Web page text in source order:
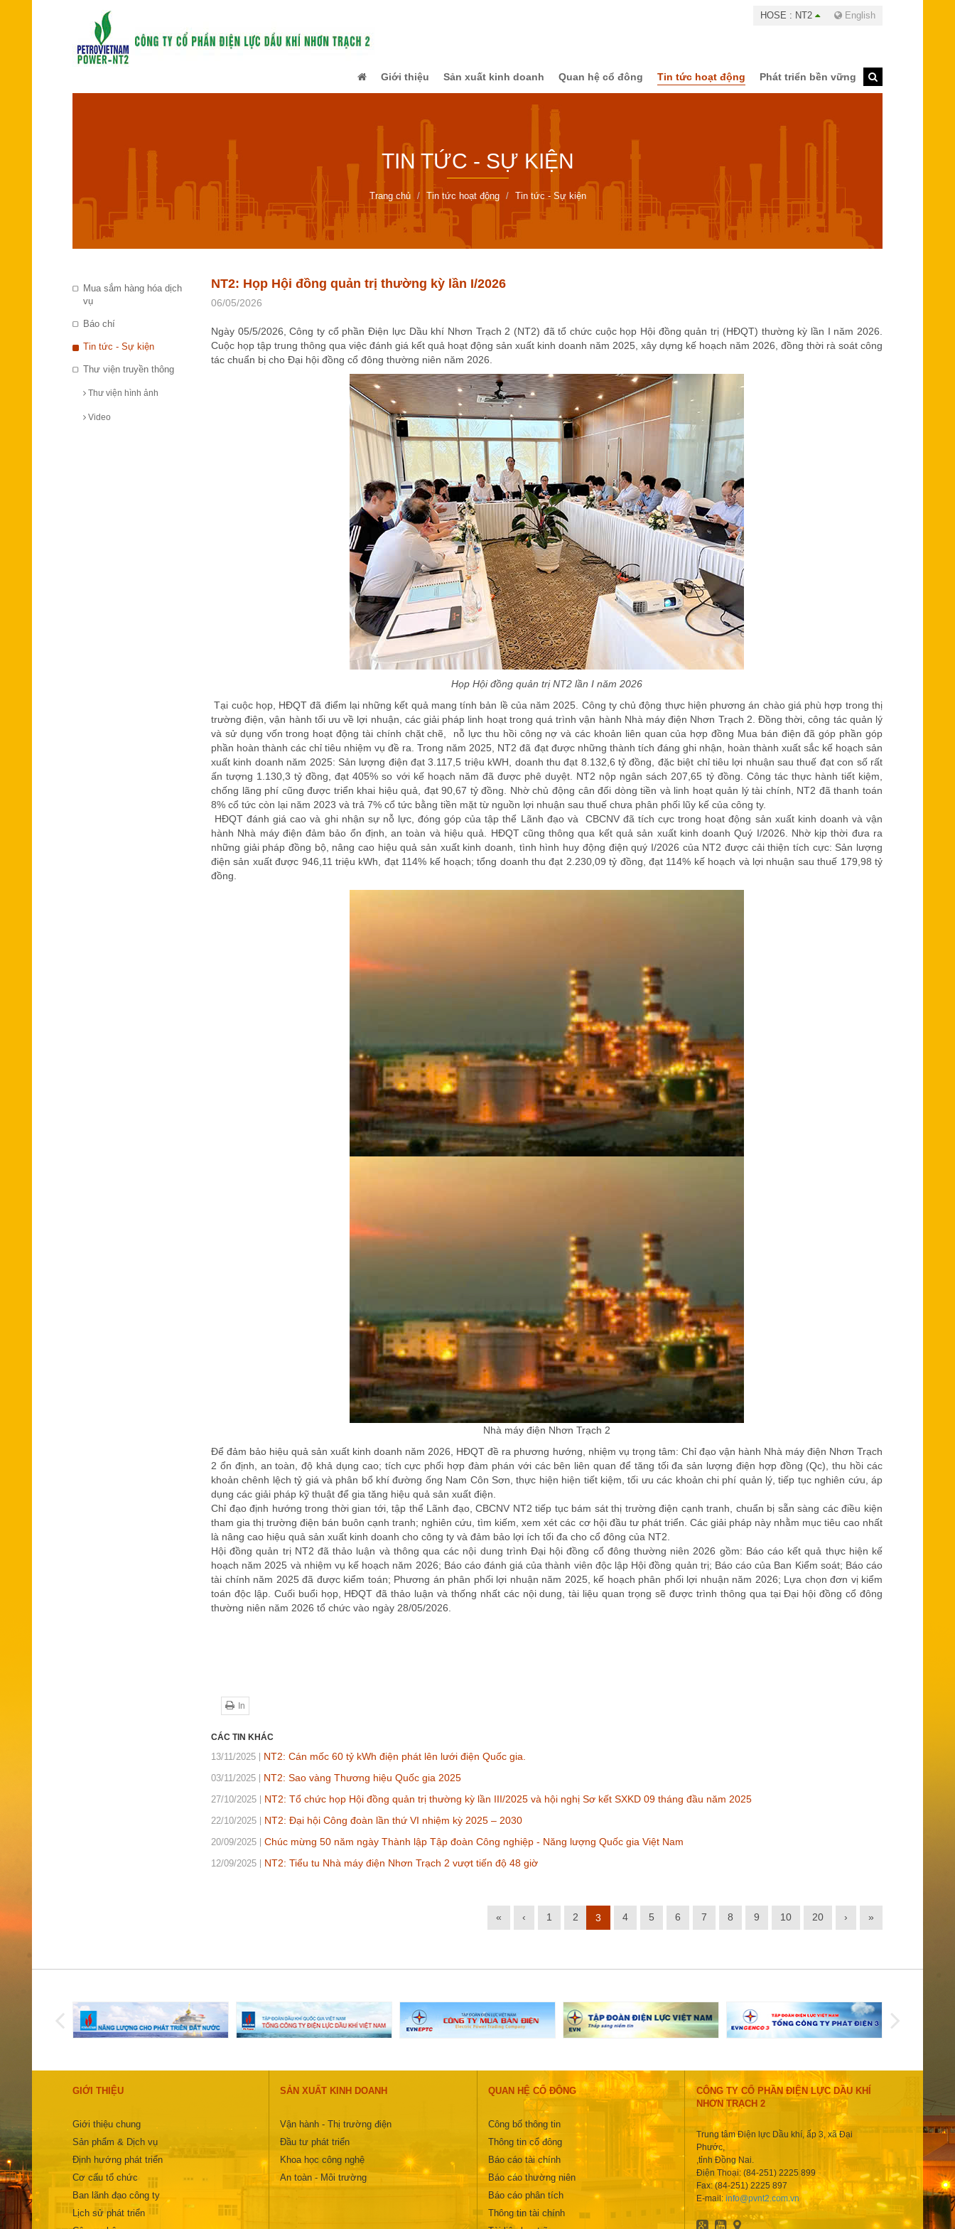
HOSE : NT2 English
Giới thiệu Sản xuất kinh doanh Quan hệ cổ đông Tin tức hoạt động Phát triển bền vững
TIN TỨC - SỰ KIỆN
Trang chủ Tin tức hoạt động Tin tức - Sự kiện
Mua sắm hàng hóa dịch
vụ
Báo chí
Tin tức - Sự kiện
Thư viện truyền thông
Thư viện hình ảnh
Video
NT2: Họp Hội đồng quản trị thường kỳ lần I/2026
06/05/2026
Ngày 05/5/2026, Công ty cổ phần Điện lực Dầu khí Nhơn Trạch 2 (NT2) đã tổ chức cuộc họp Hội đồng quản trị (HĐQT) thường kỳ lần I năm 2026.
Cuộc họp tập trung thông qua việc đánh giá kết quả hoạt động sản xuất kinh doanh năm 2025, xây dựng kế hoạch năm 2026, đồng thời rà soát công
tác chuẩn bị cho Đại hội đồng cổ đông thường niên năm 2026.
Họp Hội đồng quản trị NT2 lần I năm 2026
Tại cuộc họp, HĐQT đã điểm lại những kết quả mang tính bản lề của năm 2025. Công ty chủ động thực hiện phương án chào giá phù hợp trong thị
trường điện, vận hành tối ưu về lợi nhuận, các giải pháp linh hoạt trong quá trình vận hành Nhà máy điện Nhơn Trạch 2. Đồng thời, công tác quản lý
và sử dụng vốn trong hoạt động tài chính chặt chẽ, nỗ lực thu hồi công nợ và các khoản liên quan của hợp đồng Mua bán điện đã góp phần góp
phần hoàn thành các chỉ tiêu nhiệm vụ đề ra. Trong năm 2025, NT2 đã đạt được những thành tích đáng ghi nhận, hoàn thành xuất sắc kế hoạch sản
xuất kinh doanh năm 2025: Sản lượng điện đạt 3.117,5 triệu kWH, doanh thu đạt 8.132,6 tỷ đồng, đặc biệt chỉ tiêu lợi nhuận sau thuế đạt con số rất
ấn tượng 1.130,3 tỷ đồng, đạt 405% so với kế hoạch năm đã được phê duyệt. NT2 nộp ngân sách 207,65 tỷ đồng. Công tác thực hành tiết kiệm,
chống lãng phí cũng được triển khai hiệu quả, đạt 90,67 tỷ đồng. Nhờ chủ động cân đối dòng tiền và linh hoạt quản lý tài chính, NT2 đã thanh toán
8% cổ tức còn lại năm 2023 và trả 7% cổ tức bằng tiền mặt từ nguồn lợi nhuận sau thuế chưa phân phối lũy kế của công ty.
HĐQT đánh giá cao và ghi nhận sự nỗ lực, đóng góp của tập thể Lãnh đạo và CBCNV đã tích cực trong hoạt động sản xuất kinh doanh và vận
hành Nhà máy điện đảm bảo ổn định, an toàn và hiệu quả. HĐQT cũng thông qua kết quả sản xuất kinh doanh Quý I/2026. Nhờ kịp thời đưa ra
những giải pháp đồng bộ, nâng cao hiệu quả sản xuất kinh doanh, tình hình huy động điện quý I/2026 của NT2 được cải thiện tích cực: Sản lượng
điện sản xuất được 946,11 triệu kWh, đạt 114% kế hoạch; tổng doanh thu đạt 2.230,09 tỷ đồng, đạt 114% kế hoạch và lợi nhuận sau thuế 179,98 tỷ
đồng.
Nhà máy điện Nhơn Trạch 2
Để đảm bảo hiệu quả sản xuất kinh doanh năm 2026, HĐQT đề ra phương hướng, nhiệm vụ trọng tâm: Chỉ đạo vận hành Nhà máy điện Nhơn Trạch
2 ổn định, an toàn, độ khả dụng cao; tích cực phối hợp đàm phán với các bên liên quan để tăng tối đa sản lượng điện hợp đồng (Qc), thu hồi các
khoản chênh lệch tỷ giá và phân bổ khí đường ống Nam Côn Sơn, thực hiện hiện tiết kiệm, tối ưu các khoản chi phí quản lý, tiếp tục nghiên cứu, áp
dụng các giải pháp kỹ thuật để gia tăng hiệu quả sản xuất điện.
Chỉ đạo định hướng trong thời gian tới, tập thể Lãnh đạo, CBCNV NT2 tiếp tục bám sát thị trường điện cạnh tranh, chuẩn bị sẵn sàng các điều kiện
tham gia thị trường điện bán buôn cạnh tranh; nghiên cứu, tìm kiếm, xem xét các cơ hội đầu tư phát triển. Các giải pháp này nhằm mục tiêu cao nhất
là nâng cao hiệu quả sản xuất kinh doanh cho công ty và đảm bảo lợi ích tối đa cho cổ đông của NT2.
Hội đồng quản trị NT2 đã thảo luận và thông qua các nội dung trình Đại hội đồng cổ đông thường niên 2026 gồm: Báo cáo kết quả thực hiện kế
hoạch năm 2025 và nhiệm vụ kế hoạch năm 2026; Báo cáo đánh giá của thành viên độc lập Hội đồng quản trị; Báo cáo của Ban Kiểm soát; Báo cáo
tài chính năm 2025 đã được kiểm toán; Phương án phân phối lợi nhuận năm 2025, kế hoạch phân phối lợi nhuận năm 2026; Lựa chọn đơn vị kiểm
toán độc lập. Cuối buổi họp, HĐQT đã thảo luận và thống nhất các nội dung, tài liệu quan trọng sẽ được trình thông qua tại Đại hội đồng cổ đông
thường niên năm 2026 tổ chức vào ngày 28/05/2026.
In
CÁC TIN KHÁC
13/11/2025 NT2: Cán mốc 60 tỷ kWh điện phát lên lưới điện Quốc gia.
03/11/2025 NT2: Sao vàng Thương hiệu Quốc gia 2025
27/10/2025 NT2: Tổ chức họp Hội đồng quản trị thường kỳ lần III/2025 và hội nghị Sơ kết SXKD 09 tháng đầu năm 2025
22/10/2025 NT2: Đại hội Công đoàn lần thứ VI nhiệm kỳ 2025 – 2030
20/09/2025 Chúc mừng 50 năm ngày Thành lập Tập đoàn Công nghiệp - Năng lượng Quốc gia Việt Nam
12/09/2025 NT2: Tiểu tu Nhà máy điện Nhơn Trạch 2 vượt tiến độ 48 giờ
« ‹ 1 2 3 4 5 6 7 8 9 10 20 › »
GIỚI THIỆU
Giới thiệu chung
Sản phẩm & Dịch vụ
Định hướng phát triển
Cơ cấu tổ chức
Ban lãnh đạo công ty
Lịch sử phát triển
SẢN XUẤT KINH DOANH
Vận hành - Thị trường điện
Đầu tư phát triển
Khoa học công nghệ
An toàn - Môi trường
QUAN HỆ CỔ ĐÔNG
Công bố thông tin
Thông tin cổ đông
Báo cáo tài chính
Báo cáo thường niên
Báo cáo phân tích
Thông tin tài chính
CÔNG TY CỔ PHẦN ĐIỆN LỰC DẦU KHÍ
NHƠN TRẠCH 2
Trung tâm Điện lực Dầu khí, ấp 3, xã Đại
Phước,
,tỉnh Đồng Nai.
Điện Thoại: (84-251) 2225 899
Fax: (84-251) 2225 897
E-mail: info@pvnt2.com.vn